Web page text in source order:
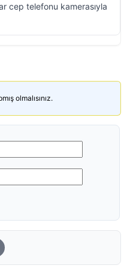
cep telefonu kamerasıyla
olmalısınız.